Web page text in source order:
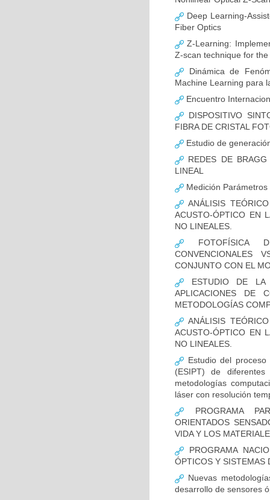
Deep Learning-
Fiber Optics
Z-Learning:
Z-scan technique for
Dinámica de
Machine Learning para
Encuentro
DISPOSITIVO
FIBRA DE CRISTAL
Estudio de
REDES DE
LINEAL
Medición
ANÁLISIS
ACUSTO-ÓPTICO EN
NO LINEALES.
FOTOFÍSICA
CONVENCIONALES
CONJUNTO CON EL
ESTUDIO DE LA
APLICACIONES DE
METODOLOGÍAS
ANÁLISIS
ACUSTO-ÓPTICO EN
NO LINEALES.
Estudio del
(ESIPT) de
metodologías
láser con resolución
PROGRAMA
ORIENTADOS
VIDA Y LOS
PROGRAMA
ÓPTICOS Y SISTEMAS
Nuevas
desarrollo de sensores